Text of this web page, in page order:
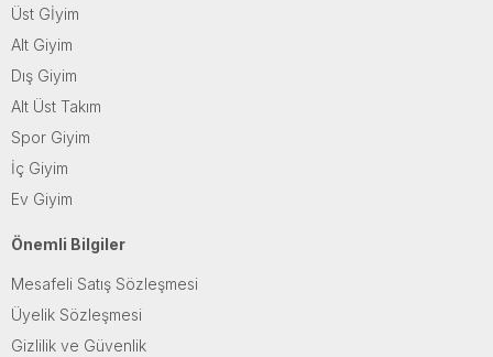
Üst Gİyim
Alt Giyim
Dış Giyim
Alt Üst Takım
Spor Giyim
İç Giyim
Ev Giyim
Önemli Bilgiler
Mesafeli Satış Sözleşmesi
Üyelik Sözleşmesi
Gizlilik ve Güvenlik